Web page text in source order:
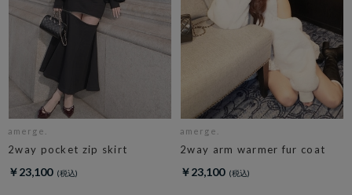
amerge.
2way pocket zip skirt
￥23,100
amerge.
2way arm warmer fur coat
￥23,100